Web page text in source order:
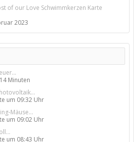
of our Love Schwimmkerzen Karte
2023
Minuten
um 09:32 Uhr
Mäuse...
um 09:02 Uhr
um 08:43 Uhr